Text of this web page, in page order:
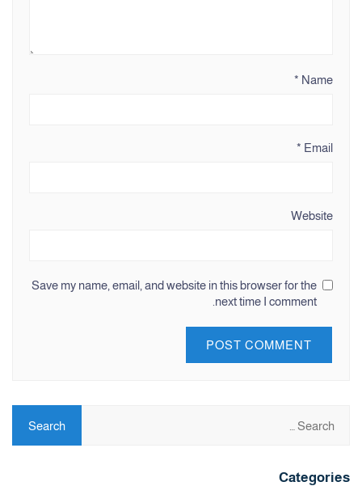
Name
*
Email
*
Website
Save my name, email, and website in this browser for the
next time I comment.
Categories